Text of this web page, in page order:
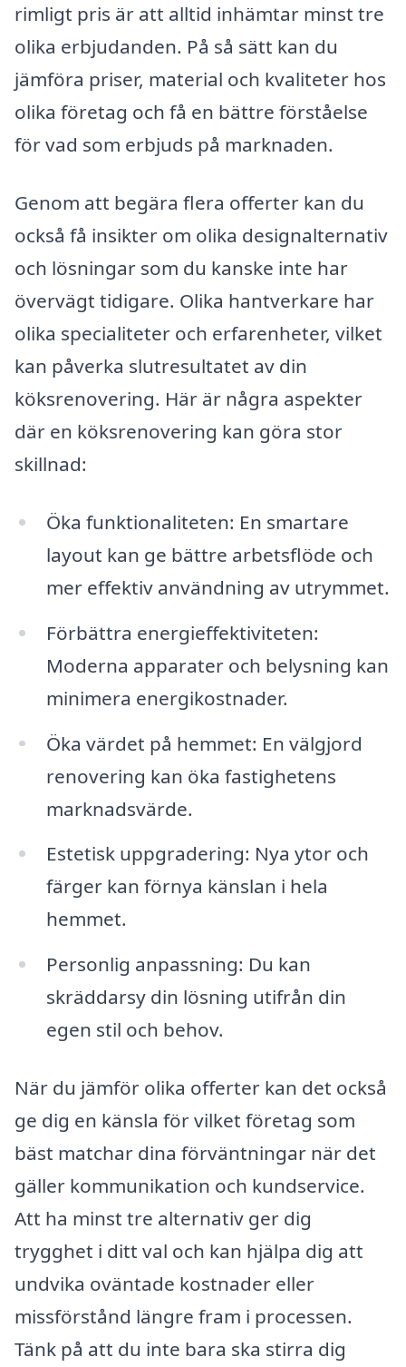
rimligt pris är att alltid inhämtar minst tre
olika erbjudanden. På så sätt kan du
jämföra priser, material och kvaliteter hos
olika företag och få en bättre förståelse
för vad som erbjuds på marknaden.
Genom att begära flera offerter kan du
också få insikter om olika designalternativ
och lösningar som du kanske inte har
övervägt tidigare. Olika hantverkare har
olika specialiteter och erfarenheter, vilket
kan påverka slutresultatet av din
köksrenovering. Här är några aspekter
där en köksrenovering kan göra stor
skillnad:
Öka funktionaliteten: En smartare
layout kan ge bättre arbetsflöde och
mer effektiv användning av utrymmet.
Förbättra energieffektiviteten:
Moderna apparater och belysning kan
minimera energikostnader.
Öka värdet på hemmet: En välgjord
renovering kan öka fastighetens
marknadsvärde.
Estetisk uppgradering: Nya ytor och
färger kan förnya känslan i hela
hemmet.
Personlig anpassning: Du kan
skräddarsy din lösning utifrån din
egen stil och behov.
När du jämför olika offerter kan det också
ge dig en känsla för vilket företag som
bäst matchar dina förväntningar när det
gäller kommunikation och kundservice.
Att ha minst tre alternativ ger dig
trygghet i ditt val och kan hjälpa dig att
undvika oväntade kostnader eller
missförstånd längre fram i processen.
Tänk på att du inte bara ska stirra dig